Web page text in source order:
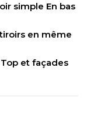
simple En bas
en même
et façades